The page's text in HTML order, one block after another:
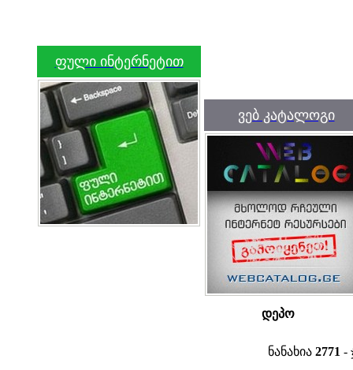
ფული ინტერნეტით
ვებ კატალოგი
დეპო
ნანახია 2771 -